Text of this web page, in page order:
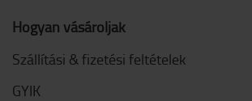
Hogyan vásároljak
Szállítási & fizetési feltételek
GYIK